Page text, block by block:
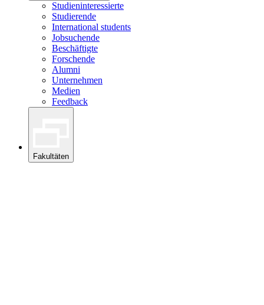
Studieninteressierte
Studierende
International students
Jobsuchende
Beschäftigte
Forschende
Alumni
Unternehmen
Medien
Feedback
Fakultäten